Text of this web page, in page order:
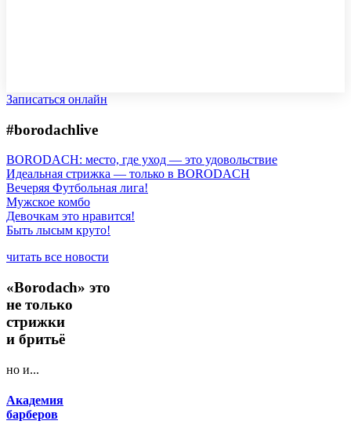
Записаться онлайн
#borodachlive
BORODACH: место, где уход — это удовольствие
Идеальная стрижка — только в BORODACH
Вечеряя Футбольная лига!
Мужское комбо
Девочкам это нравится!
Быть лысым круто!
читать все новости
«Borodach» это
не только
стрижки
и бритьё
но и...
Академия
барберов